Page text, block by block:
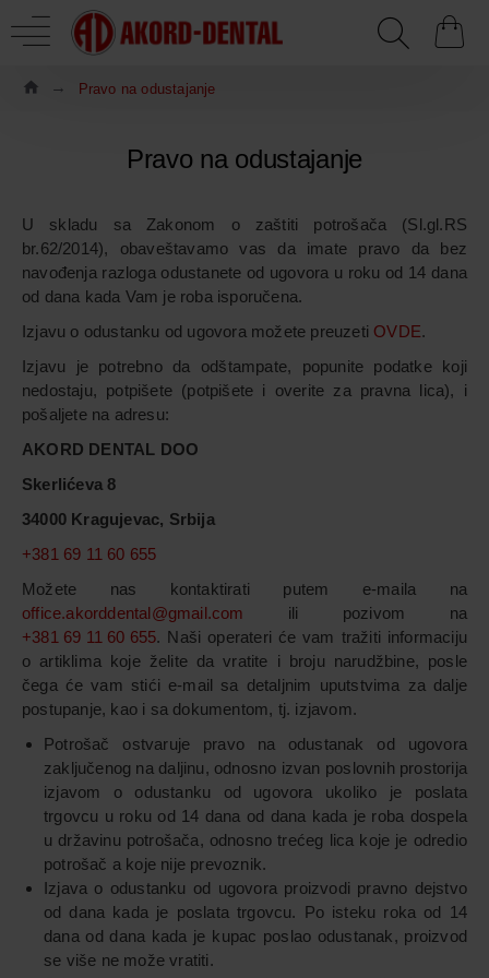
Pravo na odustajanje
Pravo na odustajanje
U skladu sa Zakonom o zaštiti potrošača (Sl.gl.RS
br.62/2014), obaveštavamo vas da imate pravo da bez
navođenja razloga odustanete od ugovora u roku od 14 dana
od dana kada Vam je roba isporučena.
Izjavu o odustanku od ugovora možete preuzeti OVDE.
Izjavu je potrebno da odštampate, popunite podatke koji
nedostaju, potpišete (potpišete i overite za pravna lica), i
pošaljete na adresu:
AKORD DENTAL DOO
Skerlićeva 8
34000 Kragujevac, Srbija
+381 69 11 60 655
Možete nas kontaktirati putem e-maila na
office.akorddental@gmail.com ili pozivom na
+381 69 11 60 655. Naši operateri će vam tražiti informaciju
o artiklima koje želite da vratite i broju narudžbine, posle
čega će vam stići e-mail sa detaljnim uputstvima za dalje
postupanje, kao i sa dokumentom, tj. izjavom.
Potrošač ostvaruje pravo na odustanak od ugovora
zaključenog na daljinu, odnosno izvan poslovnih prostorija
izjavom o odustanku od ugovora ukoliko je poslata
trgovcu u roku od 14 dana od dana kada je roba dospela
u državinu potrošača, odnosno trećeg lica koje je odredio
potrošač a koje nije prevoznik.
Izjava o odustanku od ugovora proizvodi pravno dejstvo
od dana kada je poslata trgovcu. Po isteku roka od 14
dana od dana kada je kupac poslao odustanak, proizvod
se više ne može vratiti.